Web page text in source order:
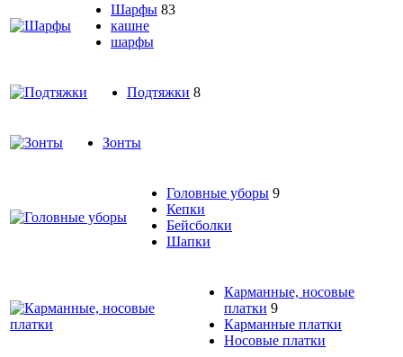
Шарфы 83
кашне
шарфы
Подтяжки 8
Зонты
Головные уборы 9
Кепки
Бейсболки
Шапки
Карманные, носовые
платки 9
Карманные платки
Носовые платки